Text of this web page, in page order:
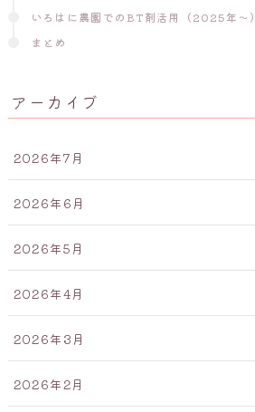
いろはに農園でのBT剤活用（2025年〜）
まとめ
アーカイブ
2026年7月
2026年6月
2026年5月
2026年4月
2026年3月
2026年2月